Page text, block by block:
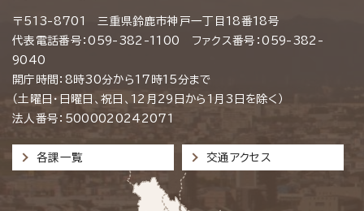
〒513-8701 三重県鈴鹿市神戸一丁目18番18号
代表電話番号：059-382-1100 ファクス番号：059-382-
9040
開庁時間：8時30分から17時15分まで
（土曜日・日曜日、祝日、12月29日から1月3日を除く）
法人番号：5000020242071
各課一覧 交通アクセス